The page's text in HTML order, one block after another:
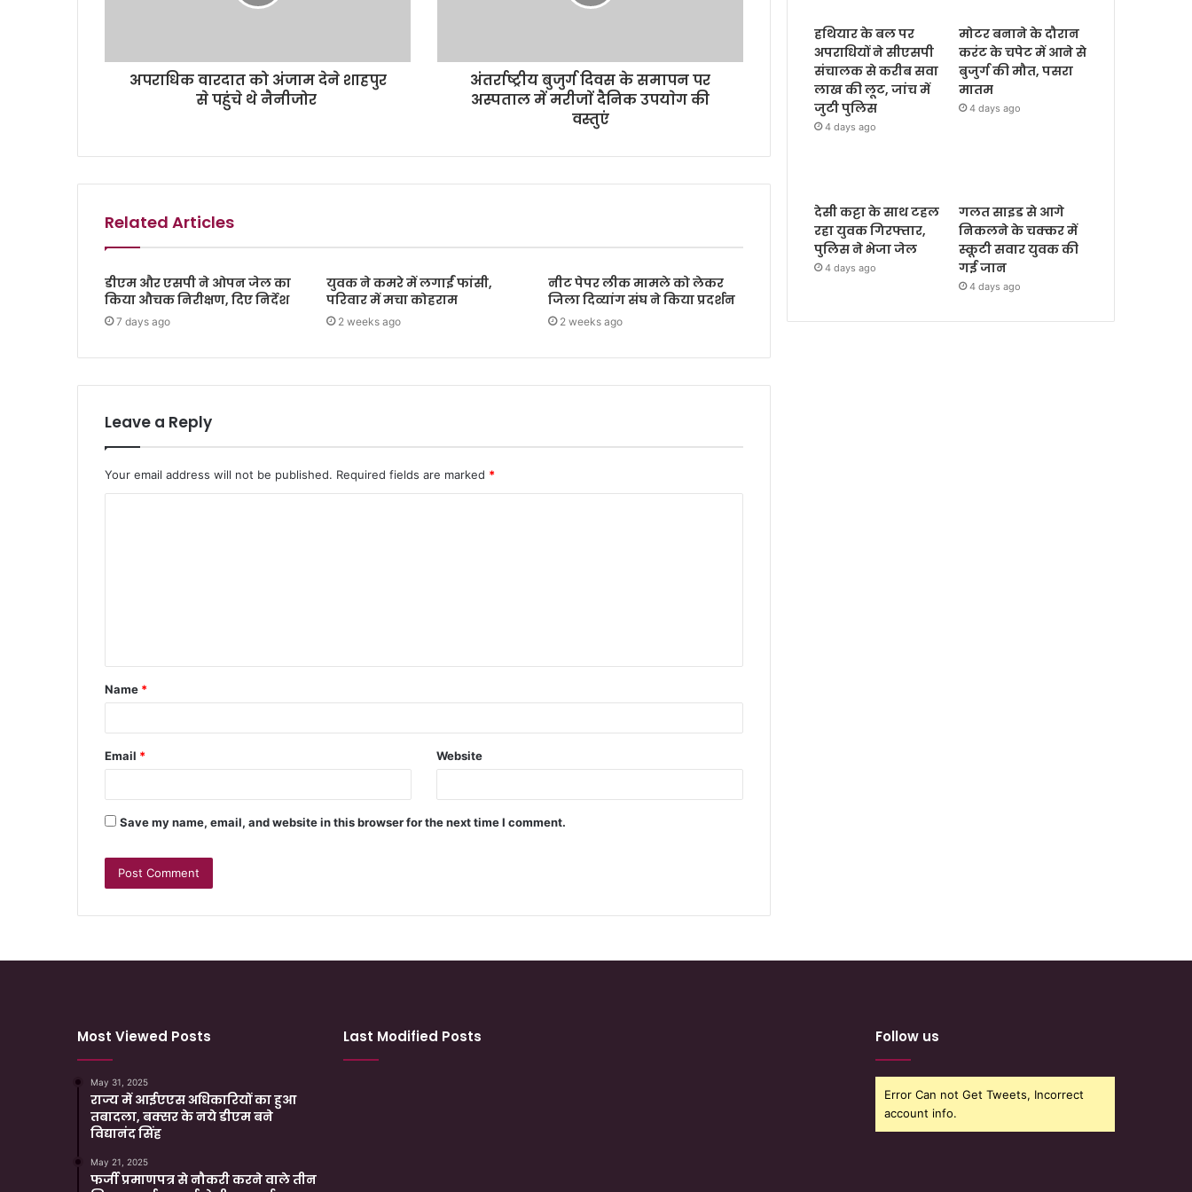
अपराधिक वारदात को अंजाम देने शाहपुर
से पहुंचे थे नैनीजोर
अंतर्राष्ट्रीय बुजुर्ग दिवस के समापन पर
अस्पताल में मरीजाें दैनिक उपयाेग की
वस्तुएं
Related Articles
डीएम और एसपी ने ओपन जेल का
किया औचक निरीक्षण, दिए निर्देश
7 days ago
युवक ने कमरे में लगाईं फांसी,
परिवार में मचा कोहराम
2 weeks ago
नीट पेपर लीक मामले को लेकर
जिला दिव्यांग संघ ने किया प्रदर्शन
2 weeks ago
Leave a Reply
Your email address will not be published. Required fields are marked *
Name *
Email * Website
Save my name, email, and website in this browser for the next time I comment.
हथियार के बल पर
अपराधियों ने सीएसपी
संचालक से करीब सवा
लाख की लूट, जांच में
जुटी पुलिस
4 days ago
मोटर बनाने के दौरान
करंट के चपेट में आने से
बुजुर्ग की मौत, पसरा
मातम
4 days ago
देसी कट्टा के साथ टहल
रहा युवक गिरफ्तार,
पुलिस ने भेजा जेल
4 days ago
गलत साइड से आगे
निकलने के चक्कर में
स्कूटी सवार युवक की
गई जान
4 days ago
Most Viewed Posts
May 31, 2025
राज्य में आईएएस अधिकारियों का हुआ
तबादला, बक्सर के नये डीएम बने
विद्यानंद सिंह
May 21, 2025
फर्जी प्रमाणपत्र से नौकरी करने वाले तीन
Last Modified Posts Follow us
Error Can not Get Tweets, Incorrect
account info.